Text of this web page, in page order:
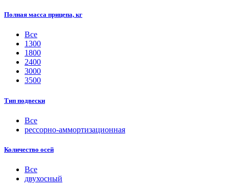
Полная масса прицепа, кг
Все
1300
1800
2400
3000
3500
Тип подвески
Все
рессорно-аммортизационная
Количество осей
Все
двухосный